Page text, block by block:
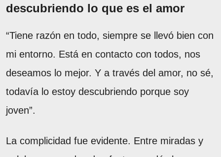
descubriendo lo que es el amor
“Tiene razón en todo, siempre se llevó bien con
mi entorno. Está en contacto con todos, nos
deseamos lo mejor. Y a través del amor, no sé,
todavía lo estoy descubriendo porque soy
joven”.
La complicidad fue evidente. Entre miradas y